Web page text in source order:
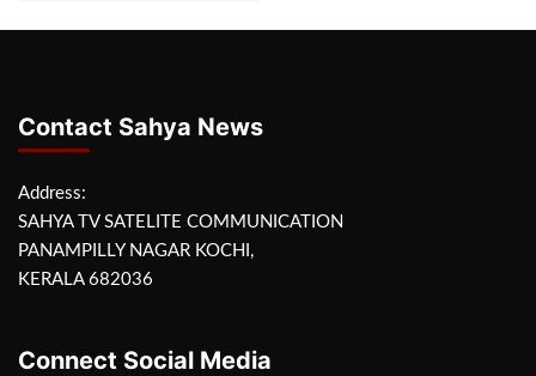
Contact Sahya News
Address:
SAHYA TV SATELITE COMMUNICATION
PANAMPILLY NAGAR KOCHI,
KERALA 682036
Connect Social Media